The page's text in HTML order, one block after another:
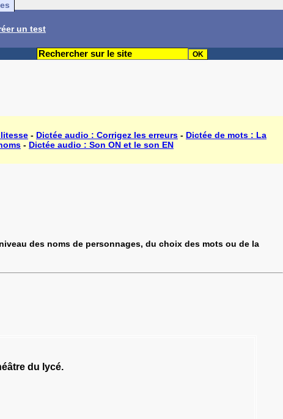
un test
- Dictée audio : Corrigez les erreurs - Dictée de mots : La
- Dictée audio : Son ON et le son EN
des noms de personnages, du choix des mots ou de la
du lycé.